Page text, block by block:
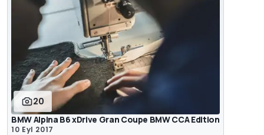
20
BMW Alpina B6 xDrive Gran Coupe BMW CCA Edition
10 Eyl 2017